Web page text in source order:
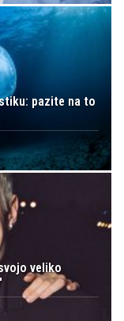
pazite na to
veliko